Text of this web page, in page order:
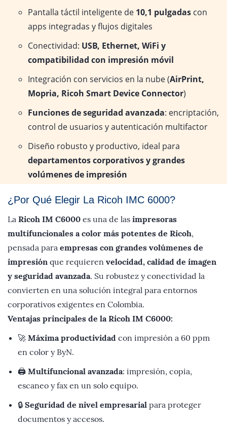
Pantalla táctil inteligente de 10,1 pulgadas con
apps integradas y flujos digitales
Conectividad: USB, Ethernet, WiFi y
compatibilidad con impresión móvil
Integración con servicios en la nube (AirPrint,
Mopria, Ricoh Smart Device Connector)
Funciones de seguridad avanzada: encriptación,
control de usuarios y autenticación multifactor
Diseño robusto y productivo, ideal para
departamentos corporativos y grandes
volúmenes de impresión
¿Por Qué Elegir La Ricoh IMC 6000?
La Ricoh IM C6000 es una de las impresoras
multifuncionales a color más potentes de Ricoh,
pensada para empresas con grandes volúmenes de
impresión que requieren velocidad, calidad de imagen
y seguridad avanzada. Su robustez y conectividad la
convierten en una solución integral para entornos
corporativos exigentes en Colombia.
Ventajas principales de la Ricoh IM C6000:
🚀 Máxima productividad con impresión a 60 ppm
en color y ByN.
🖨️ Multifuncional avanzada: impresión, copia,
escaneo y fax en un solo equipo.
🔒 Seguridad de nivel empresarial para proteger
documentos y accesos.